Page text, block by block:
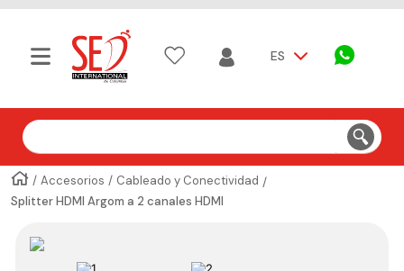
ES
Buscar
Accesorios
Cableado y Conectividad
Splitter HDMI Argom a 2 canales HDMI